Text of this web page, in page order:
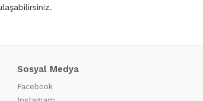
Sosyal Medya
Facebook